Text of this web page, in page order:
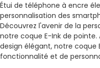
Étui de téléphone à encre
personnalisation des
Découvrez l'avenir de la
notre coque E-Ink de
design élégant, notre coque
fonctionnalité et de